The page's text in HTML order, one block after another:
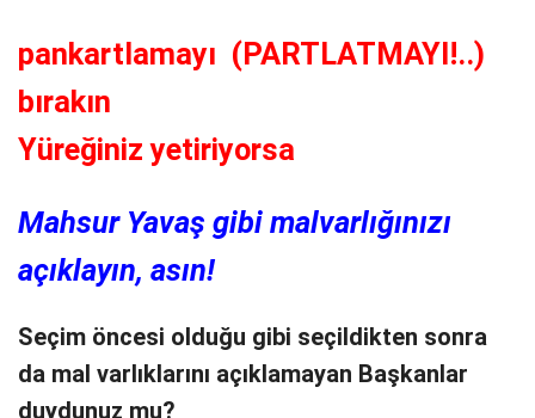
pankartlamayı (PARTLATMAYI!..)
bırakın
Yüreğiniz yetiriyorsa
Mahsur Yavaş gibi malvarlığınızı
açıklayın, asın!
Seçim öncesi olduğu gibi seçildikten sonra
da mal varlıklarını açıklamayan Başkanlar
duydunuz mu?